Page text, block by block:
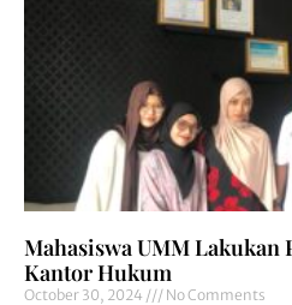
Mahasiswa UMM Lakukan
Kantor Hukum
October 30, 2024 No Comments